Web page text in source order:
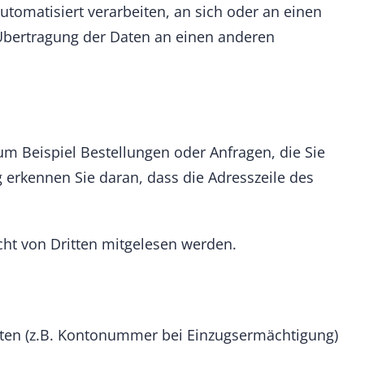
verarbeiten, an sich oder an einen
der Daten an einen anderen
Beispiel Bestellungen oder Anfragen, die Sie
Sie daran, dass die Adresszeile des
von Dritten mitgelesen werden.
(z.B. Kontonummer bei Einzugsermächtigung)